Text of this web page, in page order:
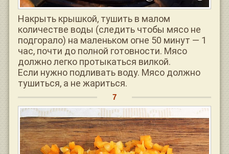
Накрыть крышкой, тушить в малом
количестве воды (следить чтобы мясо не
подгорало) на маленьком огне 50 минут — 1
час, почти до полной готовности. Мясо
должно легко протыкаться вилкой.
Если нужно подливать воду. Мясо должно
тушиться, а не жариться.